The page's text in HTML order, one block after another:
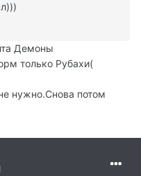
Демоны
только Рубахи(
нужно.Снова потом